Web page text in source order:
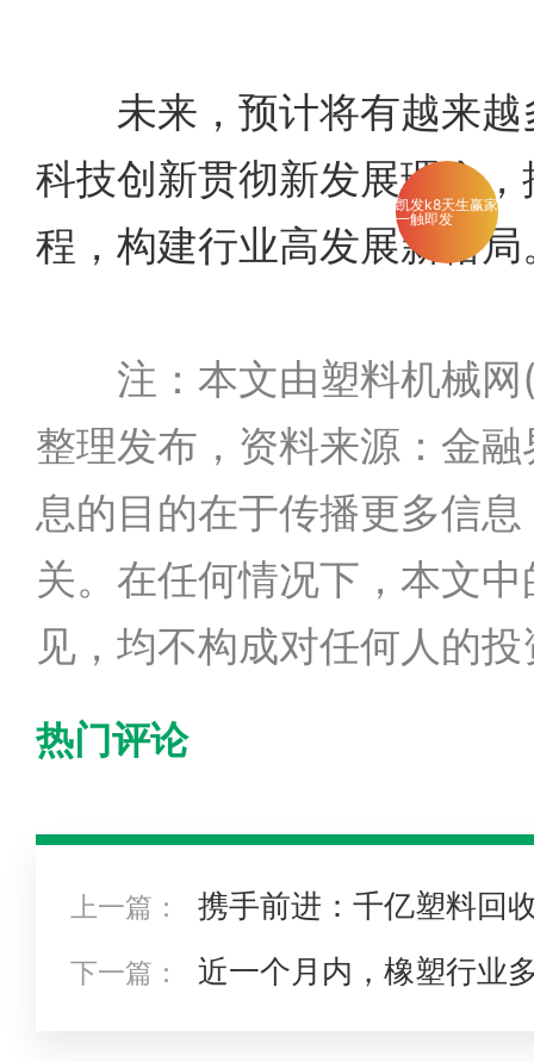
未来，预计将有越来越
科技创新贯彻新发展理念
程，构建行业高发展新格局
注：本文由塑料机械
整理发布，资料来源：金
息的目的在于传播更多信
关。在任何情况下，本文
见，均不构成对任何人的
热门评论
上一篇： 携手前进：千亿塑料回
下一篇： 近一个月内，橡塑行业
凯发k8天生赢家
一触即发